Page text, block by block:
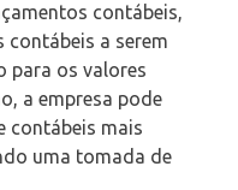
contábeis,
contábeis a serem
para os valores
a empresa pode
contábeis mais
uma tomada de